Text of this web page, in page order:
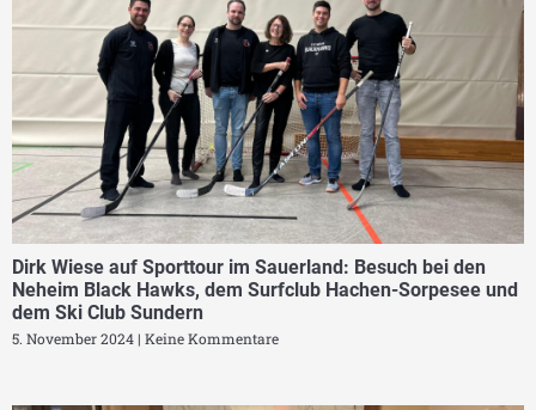
Dirk Wiese auf Sporttour im Sauerland: Besuch bei den
Neheim Black Hawks, dem Surfclub Hachen-Sorpesee und
dem Ski Club Sundern
5. November 2024 Keine Kommentare